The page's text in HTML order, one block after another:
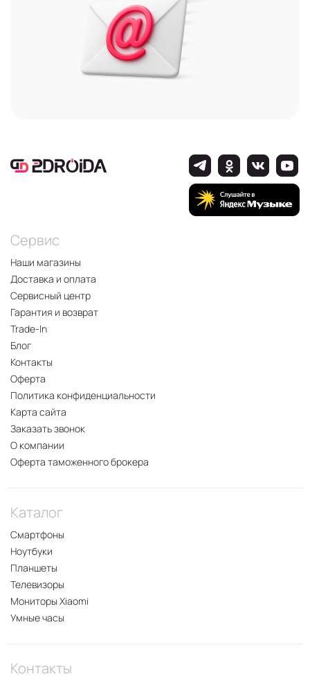
Сервис
Наши магазины
Доставка и оплата
Сервисный центр
Гарантия и возврат
Trade-In
Блог
Контакты
Оферта
Политика конфиденциальности
Карта сайта
Заказать звонок
О компании
Оферта таможенного брокера
Каталог
Смартфоны
Ноутбуки
Планшеты
Телевизоры
Мониторы Xiaomi
Умные часы
Контакты